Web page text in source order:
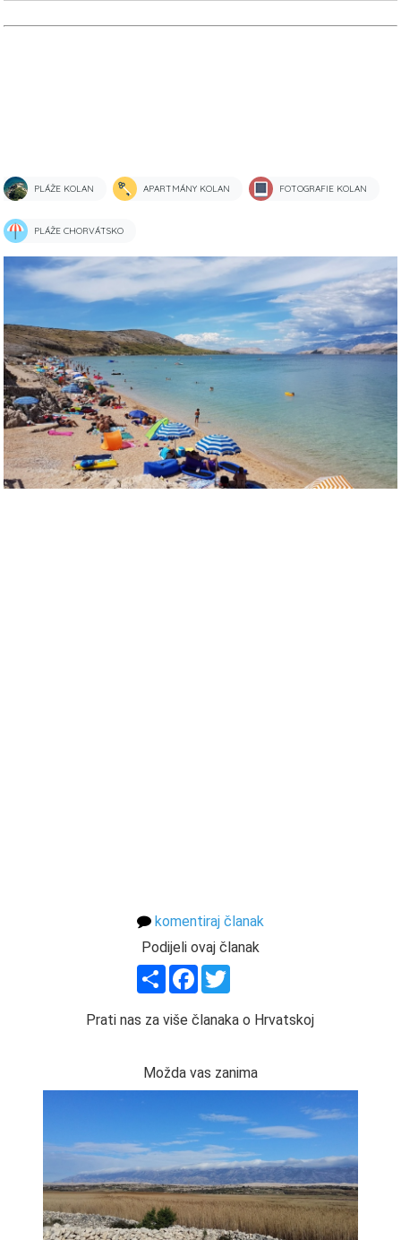
PLÁŽE KOLAN APARTMÁNY KOLAN FOTOGRAFIE KOLAN
PLÁŽE CHORVÁTSKO
komentiraj članak
Podijeli ovaj članak
ShareFacebook
Prati nas za više članaka o Hrvatskoj
Možda vas zanima